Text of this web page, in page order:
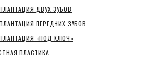
ДВУХ ЗУБОВ
ПЕРЕДНИХ ЗУБОВ
«ПОД КЛЮЧ»
ПЛАСТИКА